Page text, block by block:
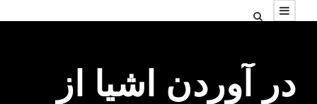
در آوردن اشیا از